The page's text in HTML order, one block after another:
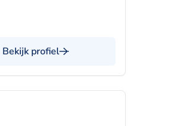
Bekijk profiel